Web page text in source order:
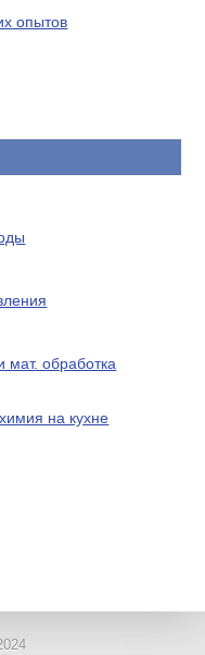
опытов
обработка
на кухне